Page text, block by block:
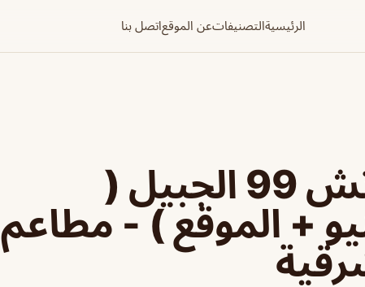
الرئيسيةالتصنيفاتعن الموقعاتصل بنا
مطعم ساندوتش 99 الجبيل (
+ الموقع ) - مطاعم